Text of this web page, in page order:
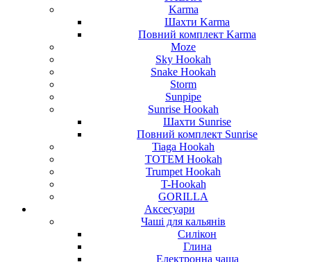
Karma
Шахти Karma
Повний комплект Karma
Moze
Sky Hookah
Snake Hookah
Storm
Sunpipe
Sunrise Hookah
Шахти Sunrise
Повний комплект Sunrise
Tiaga Hookah
TOTEM Hookah
Trumpet Hookah
T-Hookah
GORILLA
Аксесуари
Чаші для кальянів
Силікон
Глина
Електронна чаша